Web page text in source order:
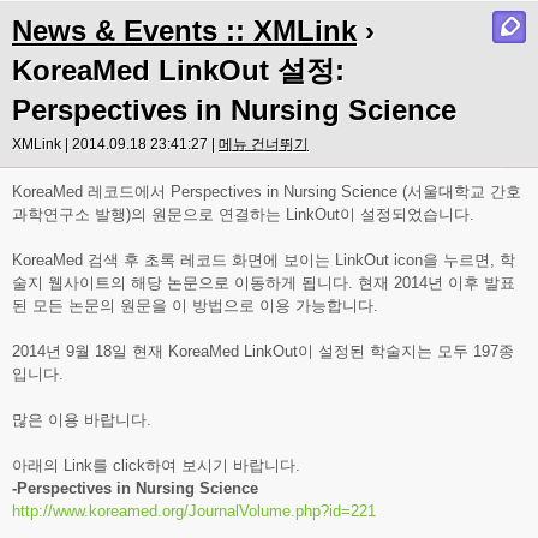
News & Events :: XMLink ›
KoreaMed LinkOut 설정:
Perspectives in Nursing Science
XMLink | 2014.09.18 23:41:27 | 메뉴 건너뛰기
KoreaMed 레코드에서 Perspectives in Nursing Science (서울대학교 간호
과학연구소 발행)의 원문으로 연결하는 LinkOut이 설정되었습니다.
KoreaMed 검색 후 초록 레코드 화면에 보이는 LinkOut icon을 누르면, 학
술지 웹사이트의 해당 논문으로 이동하게 됩니다. 현재 2014년 이후 발표
된 모든 논문의 원문을 이 방법으로 이용 가능합니다.
2014년 9월 18일 현재 KoreaMed LinkOut이 설정된 학술지는 모두 197종
입니다.
많은 이용 바랍니다.
아래의 Link를 click하여 보시기 바랍니다.
-Perspectives in Nursing Science
http://www.koreamed.org/JournalVolume.php?id=221